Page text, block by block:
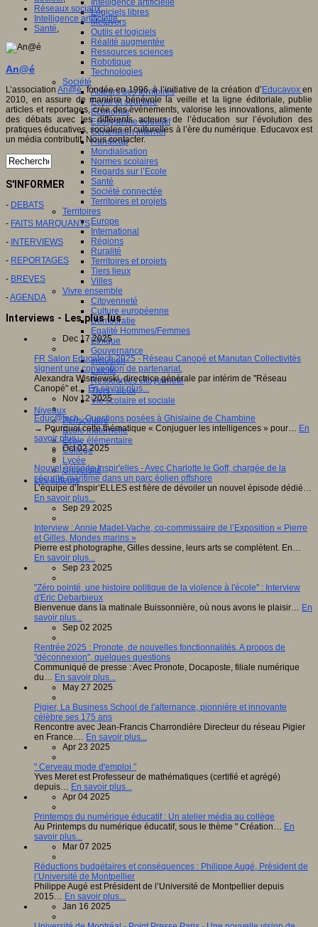
Intelligence artificielle
Logiciels libres
Métavers
Outils et logiciels
Réalité augmentée
Ressources sciences
Robotique
Technologies
Société
Acteurs des territoires
Ecole et structure
Economie
Ecosystème éducatif
Génération internet
Handicap
Mondialisation
Normes scolaires
Regards sur l’Ecole
Santé
Société connectée
Territoires et projets
Territoires
Europe
International
Régions
Ruralité
Territoires et projets
Tiers lieux
Villes
Vivre ensemble
Citoyenneté
Culture européenne
Démocratie
Egalité Hommes/Femmes
Ethique
Gouvernance
Inclusion
Laïcité
Ressources citoyenneté
Tiers - lieux
Vie scolaire et sociale
Niveaux
Périscolaire
Ecole maternelle
Ecole élémentaire
Collège
Lycée
Université
Les auteurs
Réseaux sociaux,
Intelligence artificielle,
Santé,
An@é
L’associationAn@é, fondée en 1996, à l’initiative de la création d’ Educavoxen
2010, en assure de manière bénévole la veille et la ligne éditoriale, publie
articles et reportages, crée des événements, valorise les innovations, alimente
des débats avec les différents acteurs de l’éducation sur l’évolution des
pratiques éducatives, sociales et culturelles à l’ère du numérique. Educavox est
un média contributif. Nous contacter.
S'INFORMER
- DEBATS
- FAITS MARQUANTS
- INTERVIEWS
- REPORTAGES
- BREVES
-AGENDA
Interviews - Les plus lus
Dec 17 2025
FR Salon Educatech 2025 - Réseau Canopé et Manutan Collectivités
signent une convention de partenariat.
Alexandra Wisniewski, directrice générale par intérim de "Réseau
Canopé" et… En savoir plus...
Nov 12 2025
Educ@tech : Questions posées à Ghislaine de Chambine
→ Pourquoi cette thématique « Conjuguer les intelligences » pour… En
savoir plus...
Oct 02 2025
Nouvel épisode Inspir'elles - Avec Charlotte le Goff, chargée de la
sécurité maritime dans un parc éolien offshore
L’équipe d’Inspir’ELLES est fière de dévoiler un nouvel épisode dédié…
En savoir plus...
Sep 29 2025
Interview : Annie Madet-Vache, co-commissaire de l’Exposition « Pierre
et Gilles, Mondes marins »
Pierre est photographe, Gilles dessine, leurs arts se complètent. En…
En savoir plus...
Sep 23 2025
"Zéro pointé, une histoire politique de la violence à l'école" : Interview
d'Eric Debarbieux
Bienvenue dans la matinale Buissonnière, où nous avons le plaisir… En
savoir plus...
Sep 02 2025
Rentrée 2025 : Pronote, de nouvelles fonctionnalités. A propos de
"déconnexion", quelques questions
Communiqué de presse : Avec Pronote, Docaposte, filiale numérique
du… En savoir plus...
May 27 2025
Pigier, La Business School de l'alternance, pionnière et innovante
célèbre ses 175 ans
Rencontre avec Jean-Francis Charrondière Directeur du réseau Pigier
en France.… En savoir plus...
Apr 23 2025
" Cerveau mode d'emploi "
Yves Meret est Professeur de mathématiques (certifié et agrégé)
depuis… En savoir plus...
Apr 04 2025
Printemps du numérique éducatif : Un atelier média au collège
Au Printemps du numérique éducatif, sous le thème " Création… En
savoir plus...
Mar 07 2025
Réductions budgétaires et conséquences : Philippe Augé, Président de
l’Université de Montpellier
Philippe Augé est Président de l’Université de Montpellier depuis
2015… En savoir plus...
Jan 16 2025